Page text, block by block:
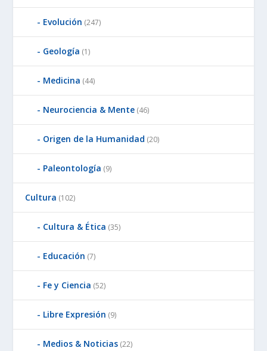
Evolución (247)
Geología (1)
Medicina (44)
Neurociencia & Mente (46)
Origen de la Humanidad (20)
Paleontología (9)
Cultura (102)
Cultura & Ética (35)
Educación (7)
Fe y Ciencia (52)
Libre Expresión (9)
Medios & Noticias (22)